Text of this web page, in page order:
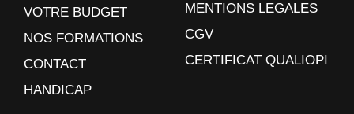
VOTRE BUDGET
NOS FORMATIONS
CONTACT
HANDICAP
MENTIONS LEGALES
CGV
CERTIFICAT QUALIOPI